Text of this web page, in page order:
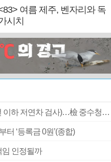
여름 제주, 벤자리와 독
시치
검사 신분 버리고 직급하향(10년 이하 저연차 검사)…檢 중수청행 기피
‘등록금 0원’(종합)
임 인정될까